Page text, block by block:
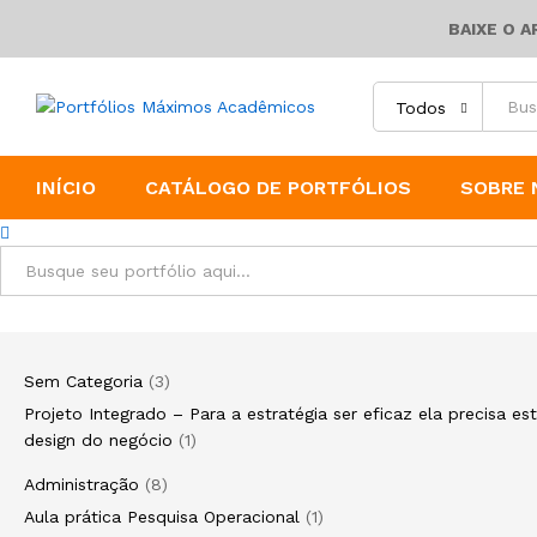
BAIXE O
Todos
INÍCIO CATÁLOGO DE PORTFÓLIOS SOBRE
Todos
Sem Categoria
3
Projeto Integrado – Para a estratégia ser eficaz ela precisa
design do negócio
1
Administração
8
Aula prática Pesquisa Operacional
1